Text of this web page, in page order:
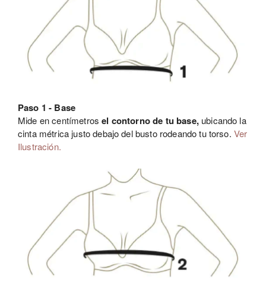
Paso 1 - Base
Mide en centímetrosel contorno de tu base,ubicando la
cinta métrica justo debajo del busto rodeando tu torso. Ver
Ilustración.